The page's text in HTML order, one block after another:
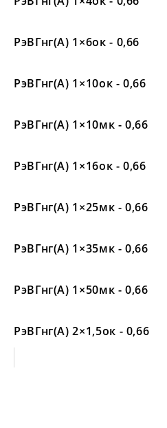
РэВГнг(А) 1×6ок - 0,66
РэВГнг(А) 1×10ок - 0,66
РэВГнг(А) 1×10мк - 0,66
РэВГнг(А) 1×16ок - 0,66
РэВГнг(А) 1×25мк - 0,66
РэВГнг(А) 1×35мк - 0,66
РэВГнг(А) 1×50мк - 0,66
РэВГнг(А) 2×1,5ок - 0,66